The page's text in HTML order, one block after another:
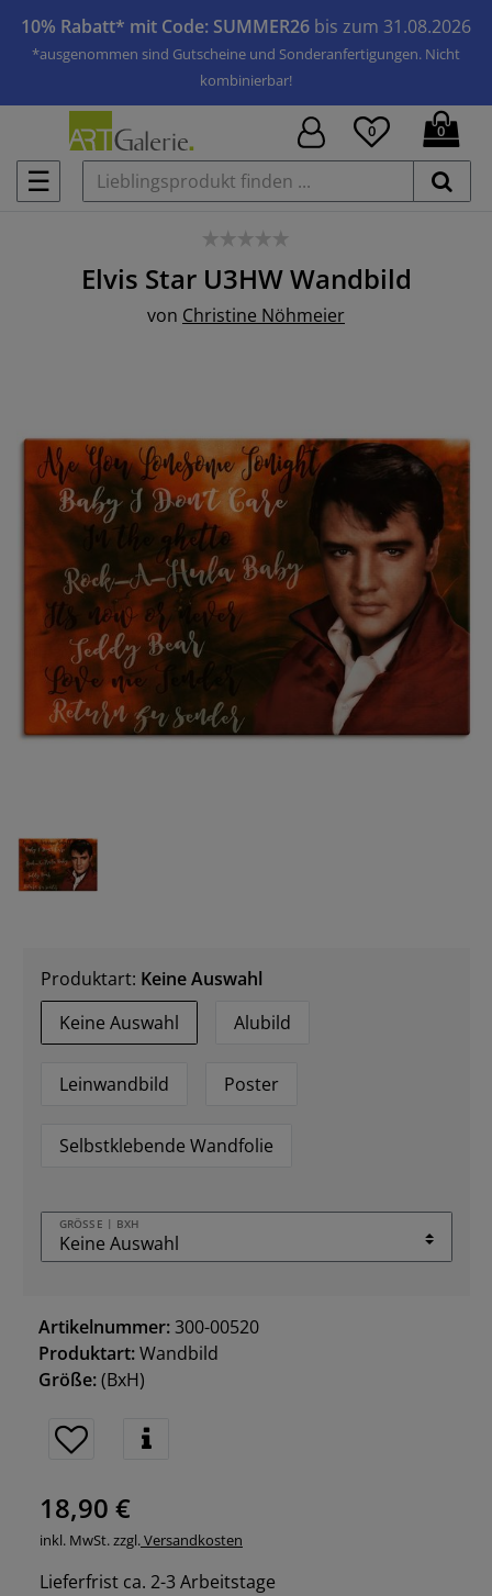
10% Rabatt* mit Code: SUMMER26 bis zum 31.08.2026
*ausgenommen sind Gutscheine und Sonderanfertigungen. Nicht
kombinierbar!
☰
0 0
Elvis Star U3HWWandbild
von Christine Nöhmeier
Produktart: Keine Auswahl
Keine Auswahl
Alubild
Leinwandbild Poster
Selbstklebende Wandfolie
GRÖSSE | BXH
Artikelnummer:300-00520
Produktart:Wandbild
Größe:(BxH)
18,90 €
inkl. MwSt. zzgl.Versandkosten
Lieferfrist ca. 2-3 Arbeitstage